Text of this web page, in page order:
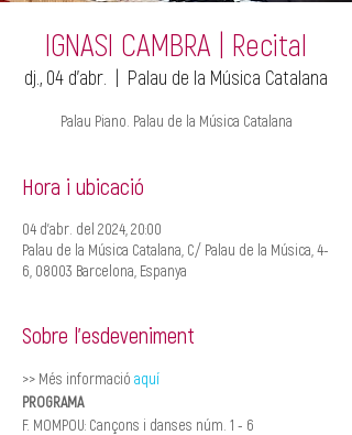
IGNASI CAMBRA | Recital
dj., 04 d’abr.
  |
Palau de la Música Catalana
Palau Piano. Palau de la Música Catalana
Hora i ubicació
04 d’abr. del 2024, 20:00
Palau de la Música Catalana, C/ Palau de la Música, 4-
6, 08003 Barcelona, Espanya
Sobre l'esdeveniment
>> Més informació aquí
PROGRAMA
F. MOMPOU: Cançons i danses núm. 1 - 6